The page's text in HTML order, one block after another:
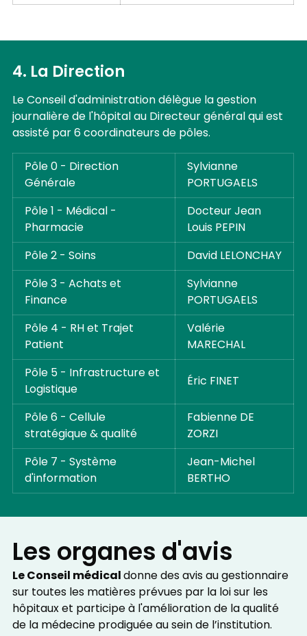
4. La Direction
Le Conseil d'administration délègue la gestion
journalière de l'hôpital au Directeur général qui est
assisté par 6 coordinateurs de pôles.
Pôle 0 - Direction
Générale
Sylvianne
PORTUGAELS
Pôle 1 - Médical -
Pharmacie
Docteur Jean
Louis PEPIN
Pôle 2 - Soins
David LELONCHAY
Pôle 3 - Achats et
Finance
Sylvianne
PORTUGAELS
Pôle 4 - RH et Trajet
Patient
Valérie
MARECHAL
Pôle 5 - Infrastructure et
Logistique
Éric FINET
Pôle 6 - Cellule
stratégique & qualité
Fabienne DE
ZORZI
Pôle 7 - Système
d'information
Jean-Michel
BERTHO
Les organes d'avis
Le Conseil médicaldonne des avis au gestionnaire
sur toutes les matières prévues par la loi sur les
hôpitaux et participe à l'amélioration de la qualité
de la médecine prodiguée au sein de l’institution.